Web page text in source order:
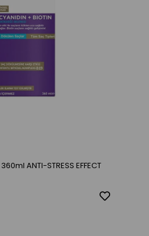
ANTI-STRESS EFFECT